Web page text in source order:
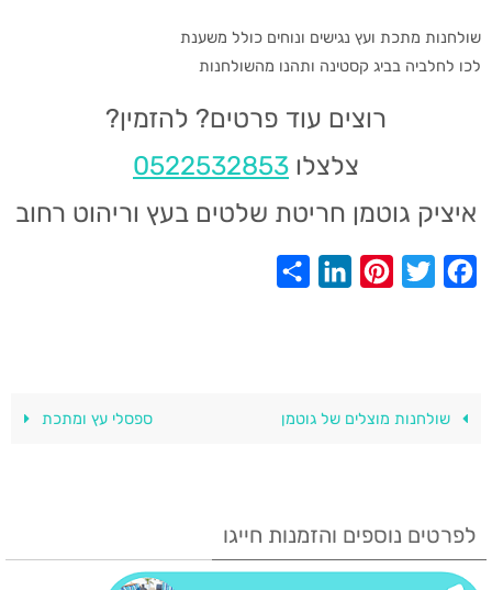
שולחנות מתכת ועץ נגישים ונוחים כולל משענת
לכו לחלביה בביג קסטינה ותהנו מהשולחנות
רוצים עוד פרטים? להזמין?
צלצלו 0522532853
איציק גוטמן חריטת שלטים בעץ וריהוט רחוב
t
שולחנות מוצלים של גוטמן ספסלי עץ ומתכת
לפרטים נוספים והזמנות חייגו